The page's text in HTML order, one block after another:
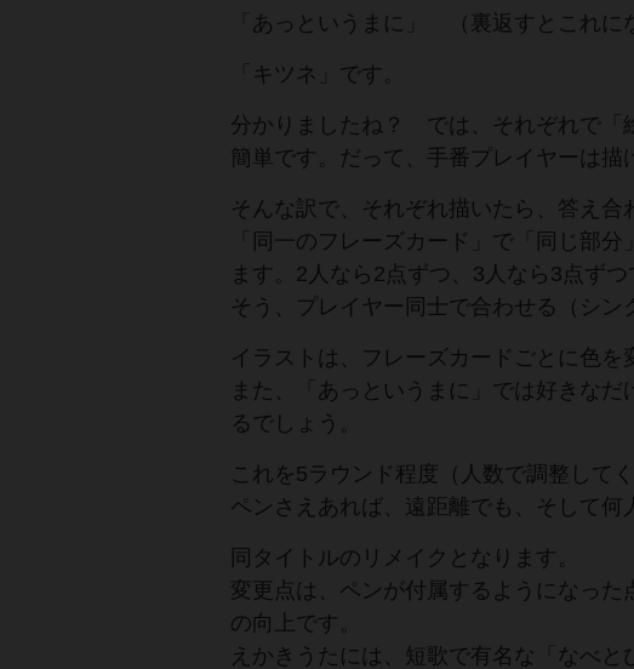
「あっというまに」 （裏返すとこれに
「キツネ」です。
分かりましたね？ では、それぞれで「
簡単です。だって、手番プレイヤーは描
そんな訳で、それぞれ描いたら、答え合
「同一のフレーズカード」で「同じ部
ます。2人なら2点ずつ、3人なら3点ずつ
そう、プレイヤー同士で合わせる（シン
イラストは、フレーズカードごとに色を
また、「あっというまに」では好きな
るでしょう。
これを5ラウンド程度（人数で調整して
ペンさえあれば、遠距離でも、そして何
同タイトルのリメイクとなります。
変更点は、ペンが付属するようになっ
の向上です。
えかきうたには、短歌で有名な「なべ